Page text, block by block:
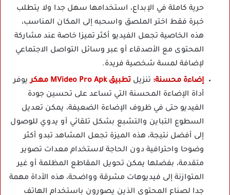
حرية كاملة في الإبداع، استخدامها سهل جدا ولا يتطلب
خبرة فقط اختر الملصق واسحبه إلى المكان المناسب،
هذه الخاصية تجعل الفيديو أكثر تميزا خاصة عند مشاركة
المحتوى مع الأصدقاء أو عبر وسائل التواصل الاجتماعي
لإضافة لمسة شخصية فريدة.
إضاءة محسنة: تنزيل تطبيق MVideo Pro Apk مهكر
يوفر
أداة الإضاءة المحسنة التي تساعد على تحسين جودة
الفيديو حتى في ظروف الإضاءة الضعيفة، يمكن تعديل
السطوع التباين والتشبع بشكل تلقائي أو يدوي للوصول
إلى أفضل نتيجة، هذه الميزة تجعل المشاهد تبدو أكثر
وضوحا واحترافية دون الحاجة لاستخدام معدات تصوير
متقدمة، بفضلها يمكن تحويل المقاطع المظلمة أو غير
المتوازنة إلى فيديوهات مشرقة وواضحة، هذه الأداة مهمة
جدا لصناع المحتوى الذين يصورون باستخدام الهاتف